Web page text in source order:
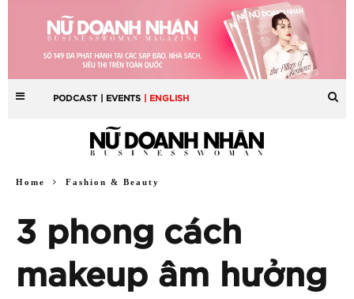
PODCAST | EVENTS | ENGLISH
Home Fashion & Beauty
3 phong cách
makeup âm hưởng